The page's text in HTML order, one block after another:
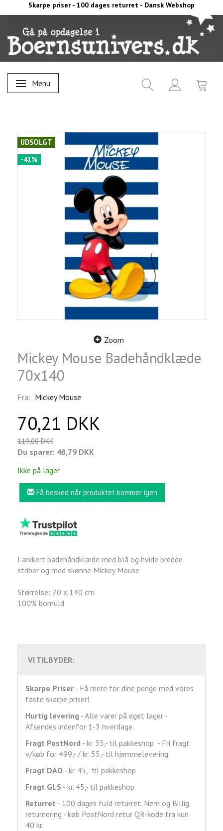
Skarpe priser - 100 dages returret - Dansk Webshop
Skifte navigation
Menu
UDSOLGT
-41%
Zoom
Mickey Mouse Badehåndklæde
70x140
Fra: Mickey Mouse
70,21 DKK
119,00 DKK
Du sparer: 48,79 DKK
Ikke på lager
Få besked når produktet kommer igen
Lækkert badehåndklæde med blå og hvide bredde
striber og med skønne Mickey Mouse.
Størrelse: 70 x 140 cm
100% bomuld
VI TILBYDER:
Skarpe Priser - Få mere for dine penge med vores
faste skarpe priser!
Hurtig levering - Alle varer på eget lager -
Afsendes indenfor 1-3 hverdage.
Fragt PostNord - kr. 35,- til pakkeshop - Fri fragt
v/køb for 499,- / kr. 55,- til hjemmelevering.
Fragt DAO - kr. 45,- til pakkeshop
Fragt GLS - kr. 45,- til pakkeshop
Returret - 100 dages fuld returret. Nem og Billig
returnering - køb PostNord retur QR-kode fra kun
40 kr.